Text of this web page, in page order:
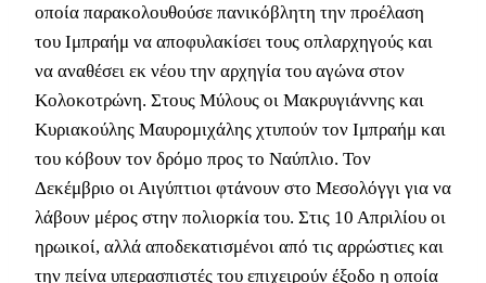
οποία παρακολουθούσε πανικόβλητη την προέλαση
του Ιμπραήμ να αποφυλακίσει τους οπλαρχηγούς και
να αναθέσει εκ νέου την αρχηγία του αγώνα στον
Κολοκοτρώνη. Στους Μύλους οι Μακρυγιάννης και
Κυριακούλης Μαυρομιχάλης χτυπούν τον Ιμπραήμ και
του κόβουν τον δρόμο προς το Ναύπλιο. Τον
Δεκέμβριο οι Αιγύπτιοι φτάνουν στο Μεσολόγγι για να
λάβουν μέρος στην πολιορκία του. Στις 10 Απριλίου οι
ηρωικοί, αλλά αποδεκατισμένοι από τις αρρώστιες και
την πείνα υπερασπιστές του επιχειρούν έξοδο η οποία